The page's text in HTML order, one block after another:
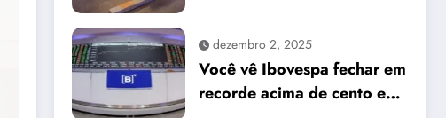
dezembro 2, 2025
Você vê Ibovespa fechar em
recorde acima de cento e